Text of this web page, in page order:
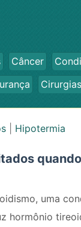
Câncer
Hipotermia
uma
hormônio